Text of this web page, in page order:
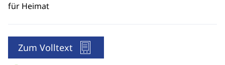
für Heimat
Zum Volltext